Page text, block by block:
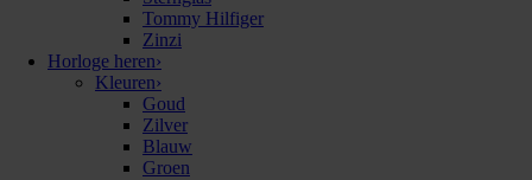
Tommy Hilfiger
Zinzi
Horloge heren›
Kleuren›
Goud
Zilver
Blauw
Groen